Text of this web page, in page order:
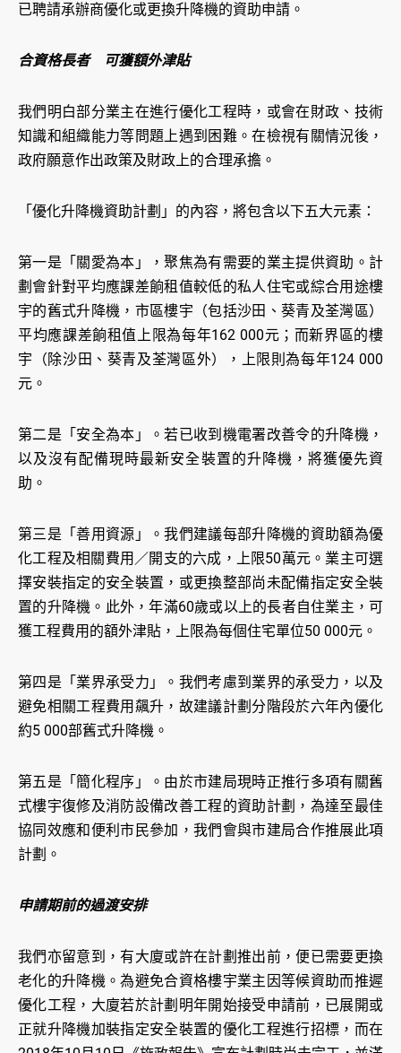
已聘請承辦商優化或更換升降機的資助申請。
合資格長者 可獲額外津貼
我們明白部分業主在進行優化工程時，或會在財政、技術
知識和組織能力等問題上遇到困難。在檢視有關情況後，
政府願意作出政策及財政上的合理承擔。
「優化升降機資助計劃」的內容，將包含以下五大元素：
第一是「關愛為本」，聚焦為有需要的業主提供資助。計
劃會針對平均應課差餉租值較低的私人住宅或綜合用途樓
宇的舊式升降機，市區樓宇（包括沙田、葵青及荃灣區）
平均應課差餉租值上限為每年162 000元；而新界區的樓
宇（除沙田、葵青及荃灣區外），上限則為每年124 000
元。
第二是「安全為本」。若已收到機電署改善令的升降機，
以及沒有配備現時最新安全裝置的升降機，將獲優先資
助。
第三是「善用資源」。我們建議每部升降機的資助額為優
化工程及相關費用／開支的六成，上限50萬元。業主可選
擇安裝指定的安全裝置，或更換整部尚未配備指定安全裝
置的升降機。此外，年滿60歲或以上的長者自住業主，可
獲工程費用的額外津貼，上限為每個住宅單位50 000元。
第四是「業界承受力」。我們考慮到業界的承受力，以及
避免相關工程費用飆升，故建議計劃分階段於六年內優化
約5 000部舊式升降機。
第五是「簡化程序」。由於市建局現時正推行多項有關舊
式樓宇復修及消防設備改善工程的資助計劃，為達至最佳
協同效應和便利市民參加，我們會與市建局合作推展此項
計劃。
申請期前的過渡安排
我們亦留意到，有大廈或許在計劃推出前，便已需要更換
老化的升降機。為避免合資格樓宇業主因等候資助而推遲
優化工程，大廈若於計劃明年開始接受申請前，已展開或
正就升降機加裝指定安全裝置的優化工程進行招標，而在